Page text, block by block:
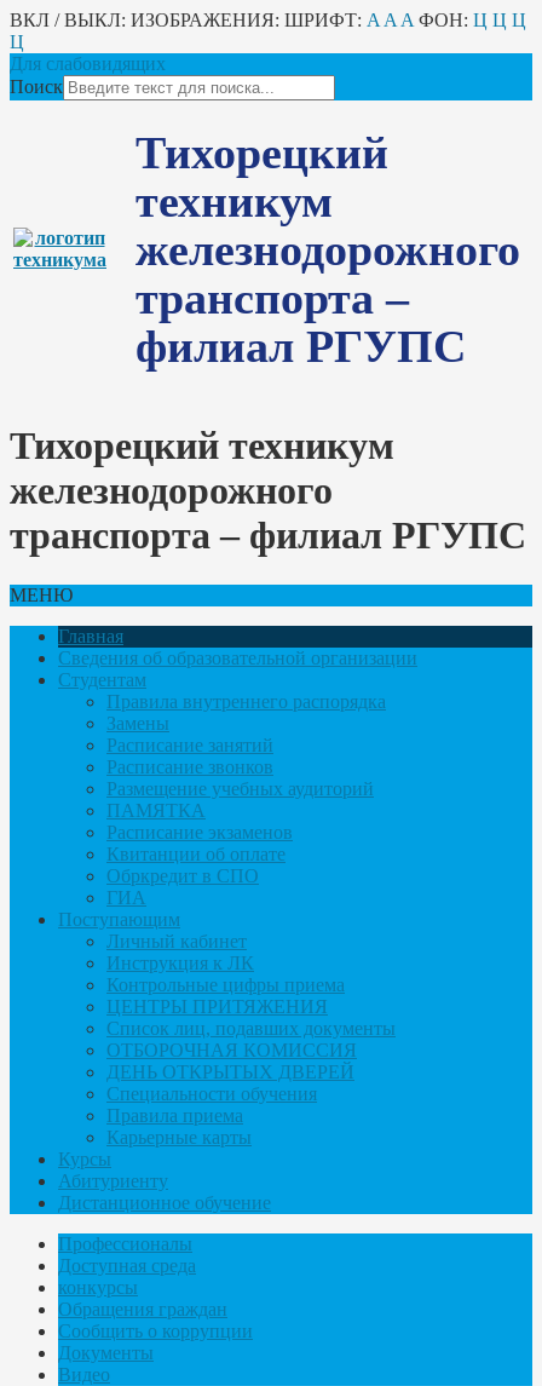
ВКЛ / ВЫКЛ: ИЗОБРАЖЕНИЯ: ШРИФТ: A A A ФОН: Ц Ц Ц
Ц
Для слабовидящих
Поиск
Тихорецкий
техникум
железнодорожного
транспорта –
филиал РГУПС
Тихорецкий техникум
железнодорожного
транспорта – филиал РГУПС
МЕНЮ
Главная
Сведения об образовательной организации
Студентам
Правила внутреннего распорядка
Замены
Расписание занятий
Расписание звонков
Размещение учебных аудиторий
ПАМЯТКА
Расписание экзаменов
Квитанции об оплате
Обркредит в СПО
ГИА
Поступающим
Личный кабинет
Инструкция к ЛК
Контрольные цифры приема
ЦЕНТРЫ ПРИТЯЖЕНИЯ
Список лиц, подавших документы
ОТБОРОЧНАЯ КОМИССИЯ
ДЕНЬ ОТКРЫТЫХ ДВЕРЕЙ
Специальности обучения
Правила приема
Карьерные карты
Курсы
Абитуриенту
Дистанционное обучение
Профессионалы
Доступная среда
конкурсы
Обращения граждан
Сообщить о коррупции
Документы
Видео